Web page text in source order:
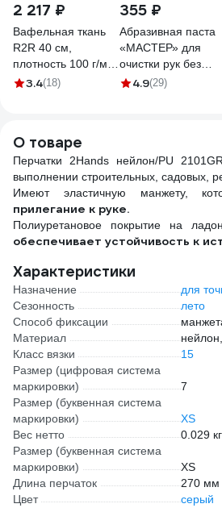
2 217 ₽
Вафельная ткань
R2R 40 см,
плотность 100 г/м,
рулон 50 м 7030-
3.4(18)
355 ₽
Абразивная паста
«МАСТЕР» для
очистки рук без
воды СпецСинтез
4.9(29)
О товаре
Перчатки 2Hands нейлон/PU
выполнении строительных, садовых,
Имеют эластичную манжету,
прилегание к руке.
Полиуретановое покрытие на
обеспечивает устойчивость к
Характеристики
Назначение
для
Сезонность
лето
Способ фиксации
Материал
Класс вязки
15
Размер (цифровая система
маркировки)
7
Размер (буквенная система
маркировки)
XS
Вес нетто
0.029 кг
Размер (буквенная система
маркировки)
XS
Длина перчаток
270 мм
Цвет
серый